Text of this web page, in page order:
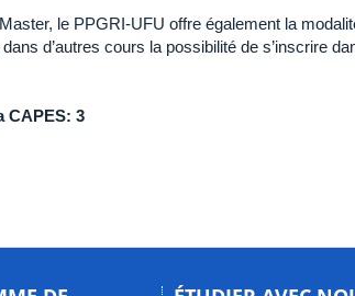
le PPGRI-UFU offre également la
d’autres cours la possibilité de s’inscrire
CAPES: 3